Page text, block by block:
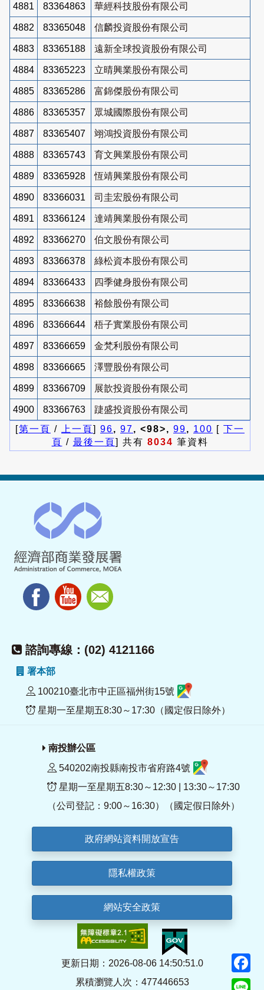
4881 83364863 華經科技股份有限公司
4882 83365048 信麟投資股份有限公司
4883 83365188 遠新全球投資股份有限公司
4884 83365223 立晴興業股份有限公司
4885 83365286 富錦傑股份有限公司
4886 83365357 眾城國際股份有限公司
4887 83365407 翊鴻投資股份有限公司
4888 83365743 育文興業股份有限公司
4889 83365928 恆靖興業股份有限公司
4890 83366031 司圭宏股份有限公司
4891 83366124 達靖興業股份有限公司
4892 83366270 伯文股份有限公司
4893 83366378 綠松資本股份有限公司
4894 83366433 四季健身股份有限公司
4895 83366638 裕餘股份有限公司
4896 83366644 梧子實業股份有限公司
4897 83366659 金梵利股份有限公司
4898 83366665 澤豐股份有限公司
4899 83366709 展歆投資股份有限公司
4900 83366763
踕盛投資股份有限公司
[第一頁 / 上一頁] 96, 97, <98>, 99, 100 [ 下一
頁 / 最後一頁] 共有 8034 筆資料
諮詢專線：(02) 4121166
署本部
100210臺北市中正區福州街15號
星期一至星期五8:30～17:30（國定假日除外）
南投辦公區
540202南投縣南投市省府路4號
星期一至星期五8:30～12:30 | 13:30～17:30
（公司登記：9:00～16:30）（國定假日除外）
政府網站資料開放宣告
隱私權政策
網站安全政策
更新日期：2026-08-06 14:50:51.0
累積瀏覽人次：477446653